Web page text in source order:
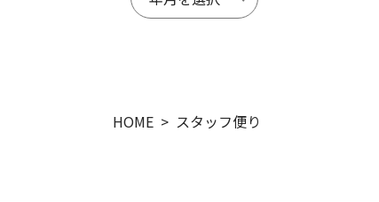
HOME スタッフ便り